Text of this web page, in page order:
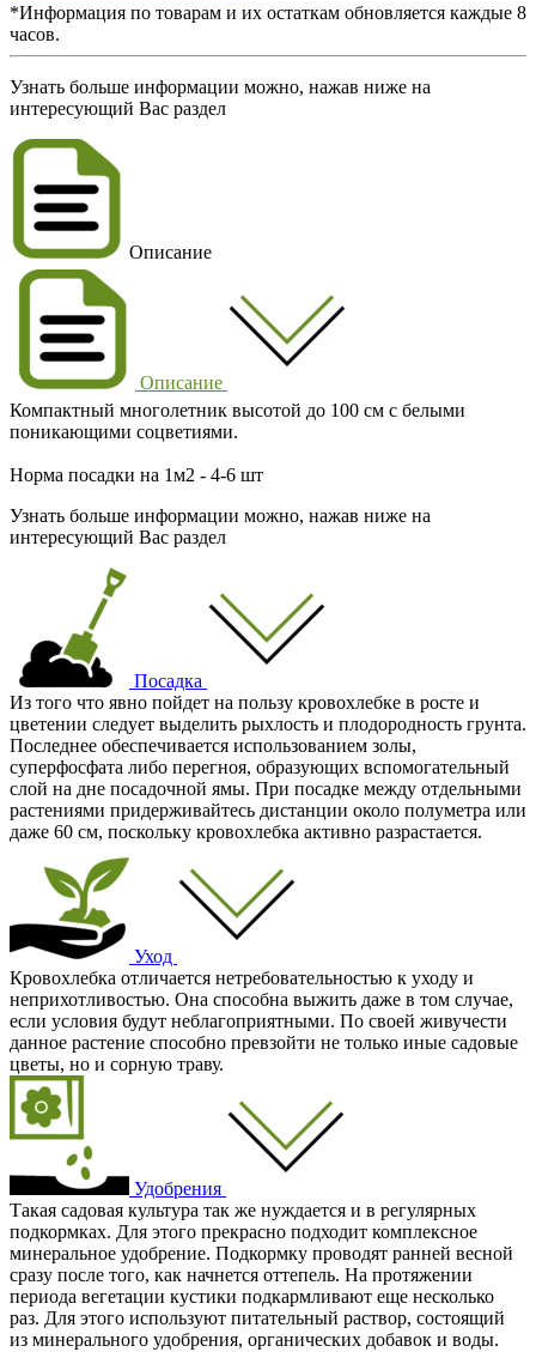
*Информация по товарам и их остаткам обновляется каждые 8
часов.
Узнать больше информации можно, нажав ниже на
интересующий Вас раздел
Описание
Описание
Компактный многолетник высотой до 100 см с белыми
поникающими соцветиями.
Норма посадки на 1м2 - 4-6 шт
Узнать больше информации можно, нажав ниже на
интересующий Вас раздел
Посадка
Из того что явно пойдет на пользу кровохлебке в росте и
цветении следует выделить рыхлость и плодородность грунта.
Последнее обеспечивается использованием золы,
суперфосфата либо перегноя, образующих вспомогательный
слой на дне посадочной ямы. При посадке между отдельными
растениями придерживайтесь дистанции около полуметра или
даже 60 см, поскольку кровохлебка активно разрастается.
Уход
Кровохлебка отличается нетребовательностью к уходу и
неприхотливостью. Она способна выжить даже в том случае,
если условия будут неблагоприятными. По своей живучести
данное растение способно превзойти не только иные садовые
цветы, но и сорную траву.
Удобрения
Такая садовая культура так же нуждается и в регулярных
подкормках. Для этого прекрасно подходит комплексное
минеральное удобрение. Подкормку проводят ранней весной
сразу после того, как начнется оттепель. На протяжении
периода вегетации кустики подкармливают еще несколько
раз. Для этого используют питательный раствор, состоящий
из минерального удобрения, органических добавок и воды.